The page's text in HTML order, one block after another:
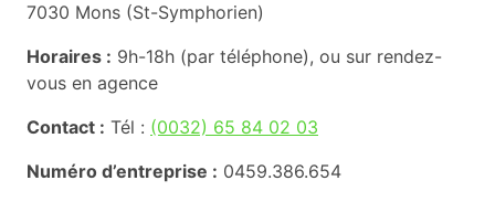
7030 Mons (St-Symphorien)
Horaires : 9h-18h (par téléphone), ou sur rendez-
vous en agence
Contact : Tél : (0032) 65 84 02 03
Numéro d’entreprise : 0459.386.654